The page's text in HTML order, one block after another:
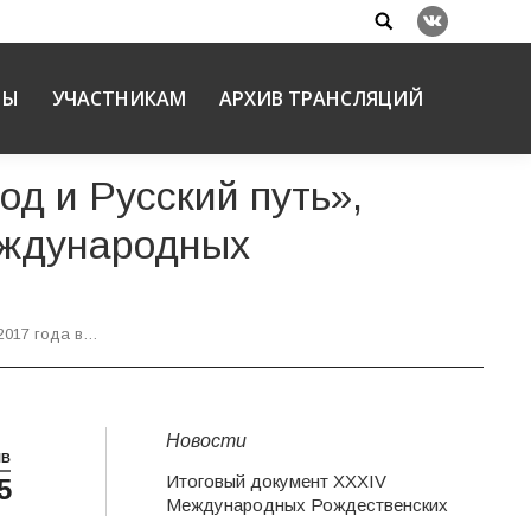
Search:
Вконтакте
УЧАСТНИКАМ АРХИВ ТРАНСЛЯЦИЙ
и Русский путь»,
года в…
Новости
Итоговый документ XXХIV
Международных Рождественских